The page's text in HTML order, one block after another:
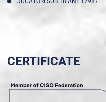
JUCĂTORI SUB 18 ANI: 17987
CERTIFICATE